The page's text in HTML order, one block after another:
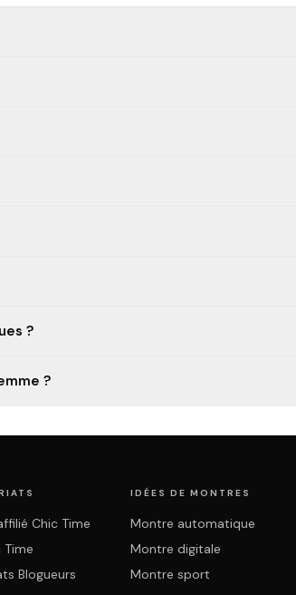
?
?
Chic Time
Time
Blogueurs
IDÉES DE MONTRES
Montre automatique
Montre digitale
Montre sport